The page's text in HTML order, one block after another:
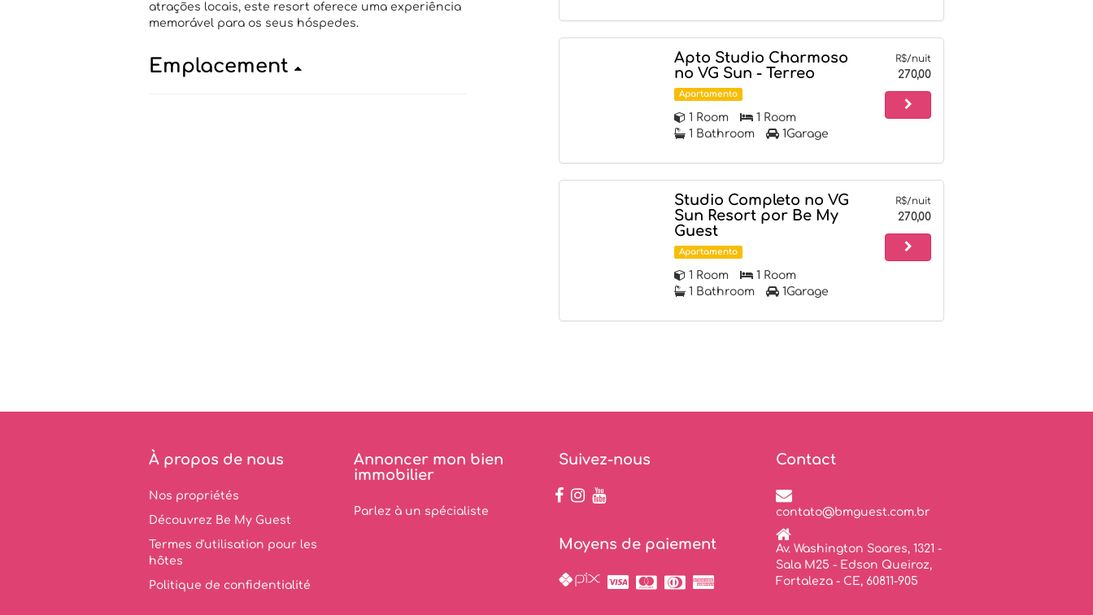
atrações locais, este resort oferece uma experiência
memorável para os seus hóspedes.
Emplacement
Apto Studio Charmoso
no VG Sun - Terreo
Apartamento
1 Room
1 Room
1 Bathroom
1Garage
R$/nuit
270,00
Studio Completo no VG
Sun Resort por Be My
Guest
Apartamento
1 Room
1 Room
1 Bathroom
1Garage
R$/nuit
270,00
À propos de nous
Nos propriétés
Découvrez Be My Guest
Termes d'utilisation pour les
hôtes
Politique de confidentialité
Annoncer mon bien
immobilier
Parlez à un spécialiste
Suivez-nous
Moyens de paiement
Contact
contato@bmguest.com.br
Av. Washington Soares, 1321 -
Sala M25 - Edson Queiroz,
Fortaleza - CE, 60811-905